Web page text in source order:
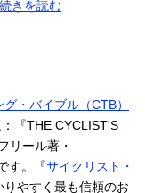
続きを読む
・バイブル（CTB）
『THE CYCLIST'S
リール著・
す。『サイクリスト・
りやすく最も信頼のお